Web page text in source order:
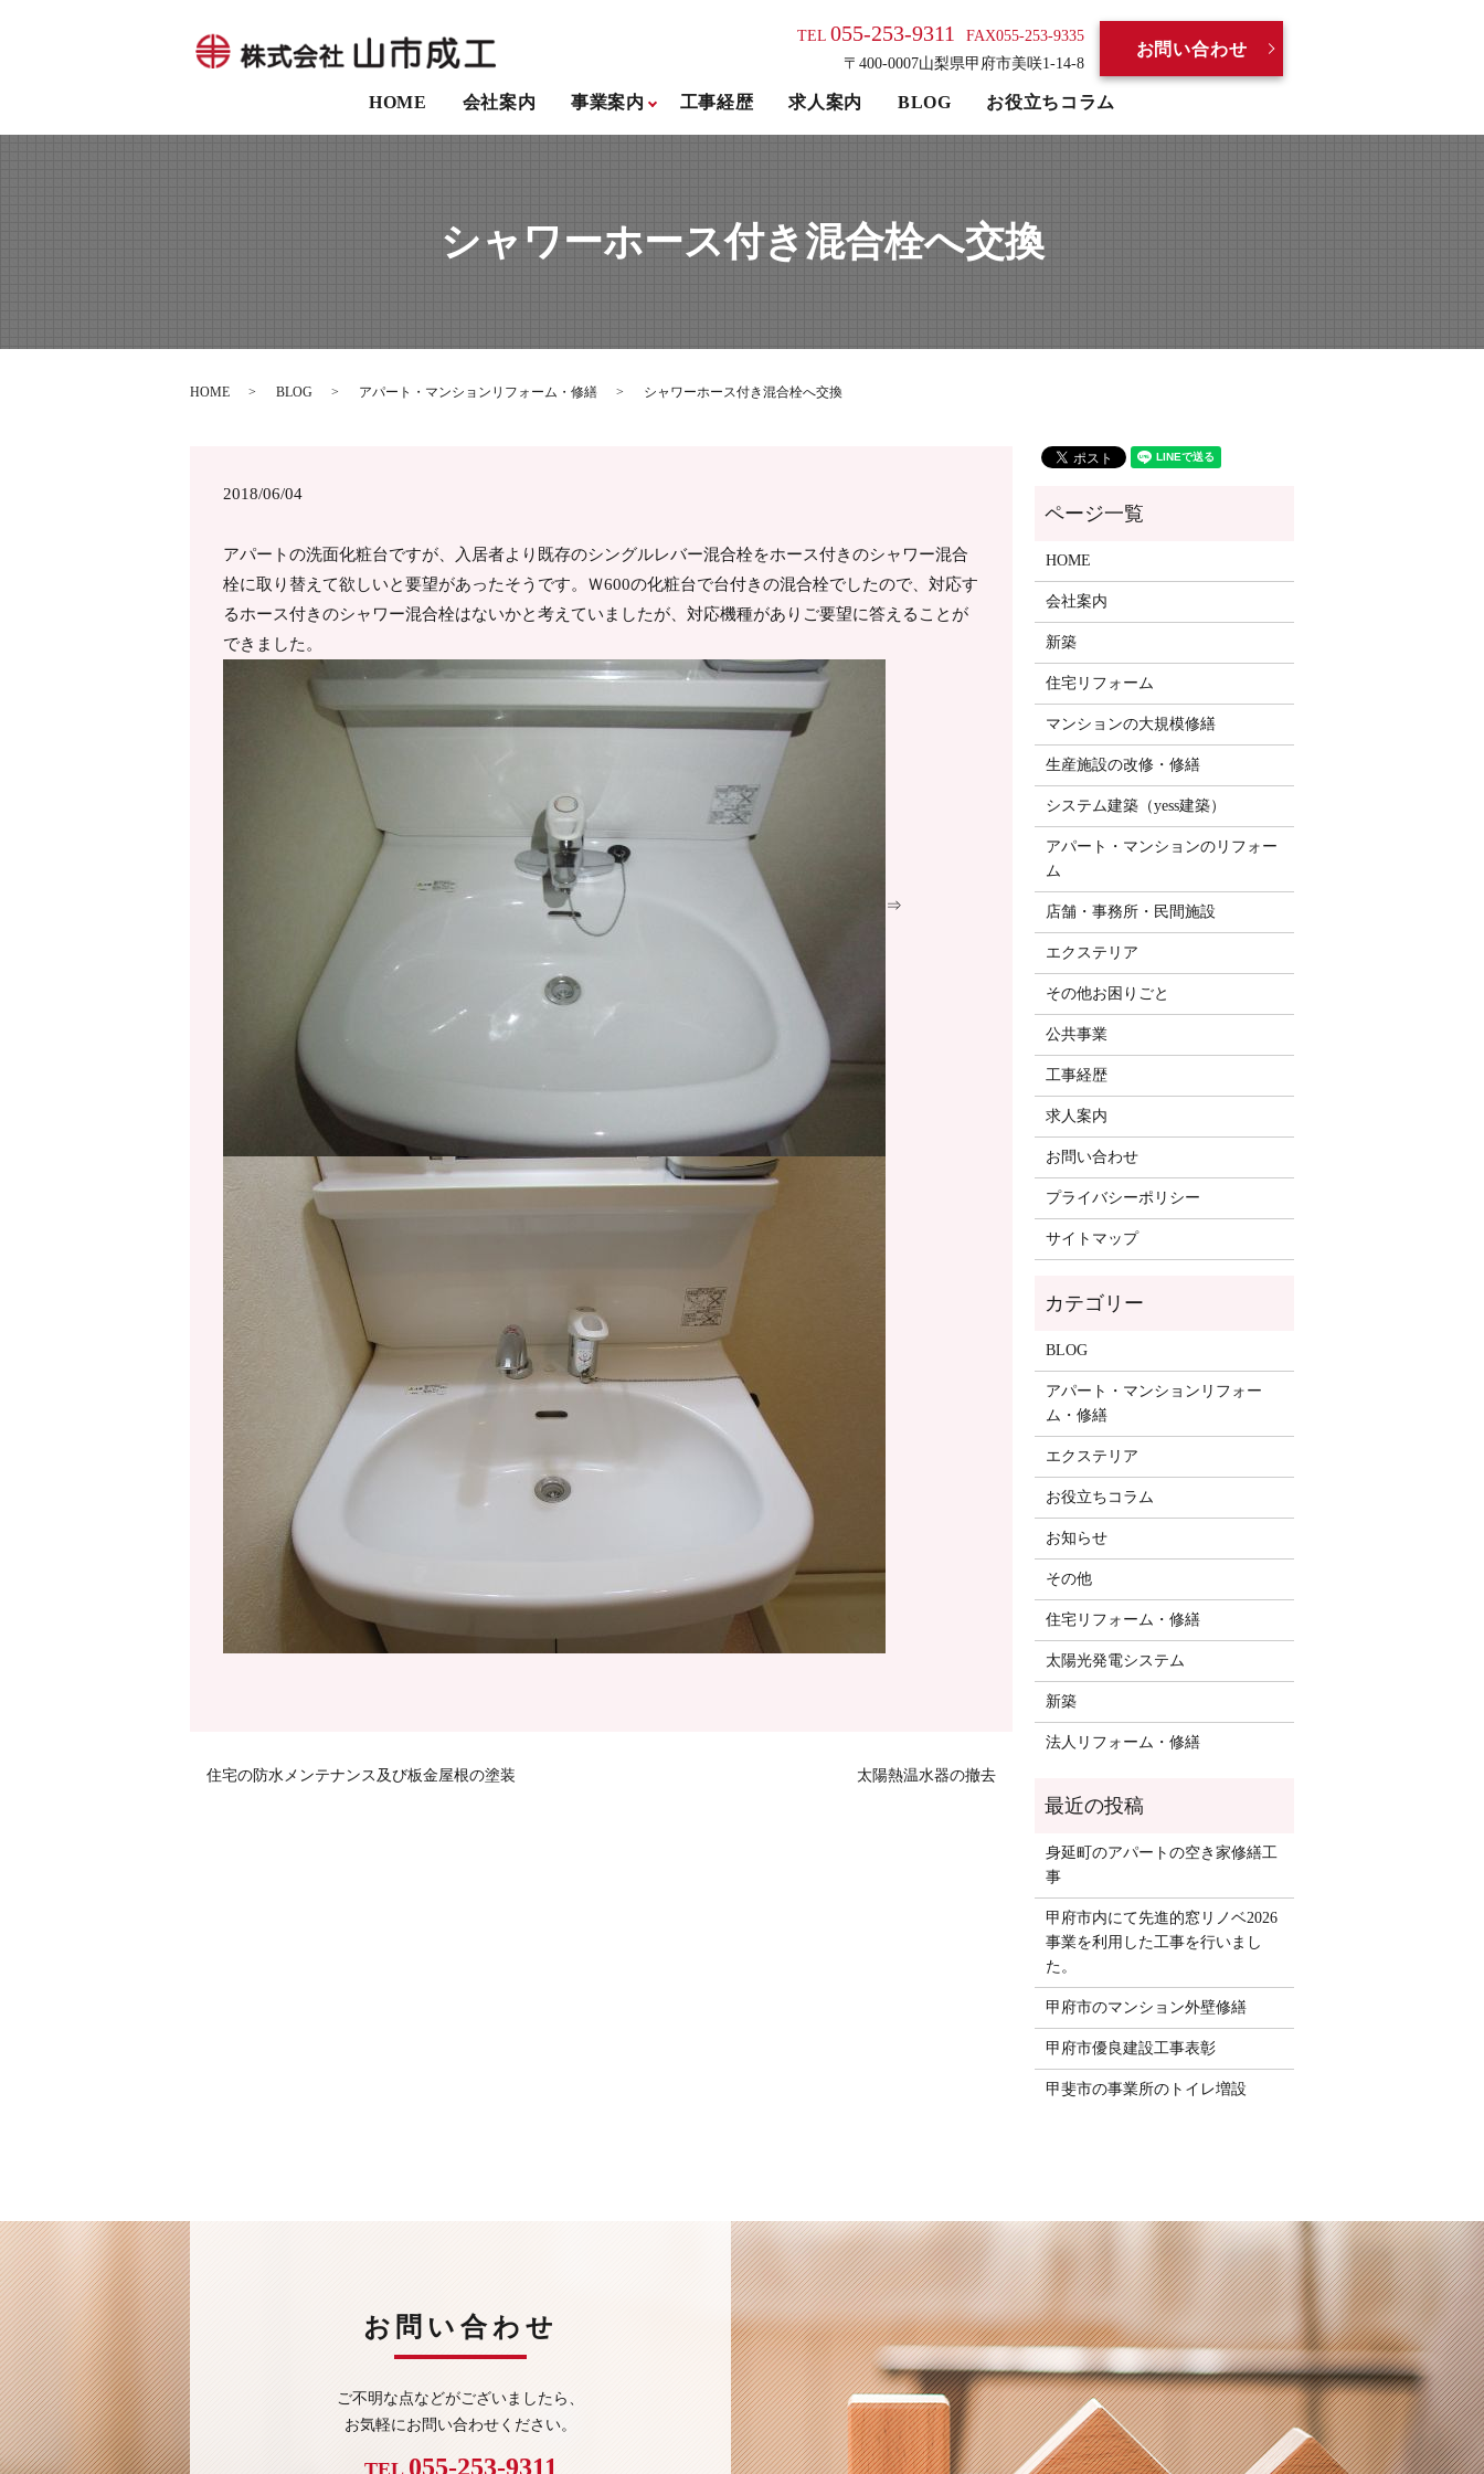
HOME 会社案内 事業案内 工事経歴 求人案内 BLOG お役立ちコラム
TEL055-253-9311
FAX055-253-9335
〒400-0007山梨県甲府市美咲1-14-8
お問い合わせ
シャワーホース付き混合栓へ交換
HOME BLOG アパート・マンションリフォーム・修繕 シャワーホース付き混合栓へ交換
2018/06/04
アパートの洗面化粧台ですが、入居者より既存のシングルレバー混合栓をホース付きのシャワー混合
栓に取り替えて欲しいと要望があったそうです。Ｗ600の化粧台で台付きの混合栓でしたので、対応す
るホース付きのシャワー混合栓はないかと考えていましたが、対応機種がありご要望に答えることが
できました。
⇒
住宅の防水メンテナンス及び板金屋根の塗装 太陽熱温水器の撤去
HOME
会社案内
新築
住宅リフォーム
マンションの大規模修繕
生産施設の改修・修繕
システム建築（yess建築）
アパート・マンションのリフォー
ム
店舗・事務所・民間施設
エクステリア
その他お困りごと
公共事業
工事経歴
求人案内
お問い合わせ
プライバシーポリシー
サイトマップ
BLOG
アパート・マンションリフォー
ム・修繕
エクステリア
お役立ちコラム
お知らせ
その他
住宅リフォーム・修繕
太陽光発電システム
新築
法人リフォーム・修繕
身延町のアパートの空き家修繕工
事
甲府市内にて先進的窓リノベ2026
事業を利用した工事を行いまし
た。
甲府市のマンション外壁修繕
甲府市優良建設工事表彰
甲斐市の事業所のトイレ増設
お問い合わせ
ご不明な点などがございましたら、
お気軽にお問い合わせください。
TEL 055-253-9311